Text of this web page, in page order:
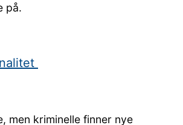
på.
men kriminelle finner nye